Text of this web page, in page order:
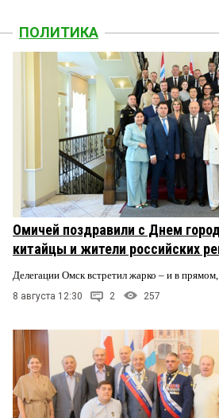
ПОЛИТИКА
Омичей поздравили с Днем
китайцы и жители российских
Делегации Омск встретил жарко – и в
8 августа 12:30 2 257